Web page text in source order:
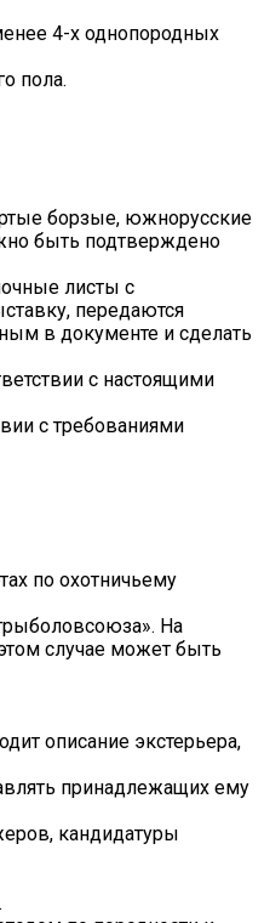
4-х однопородных
пола.
борзые, южнорусские
быть подтверждено
листы с
передаются
в документе и сделать
с настоящими
с требованиями
по охотничьему
На
случае может быть
описание экстерьера,
принадлежащих ему
кандидатуры